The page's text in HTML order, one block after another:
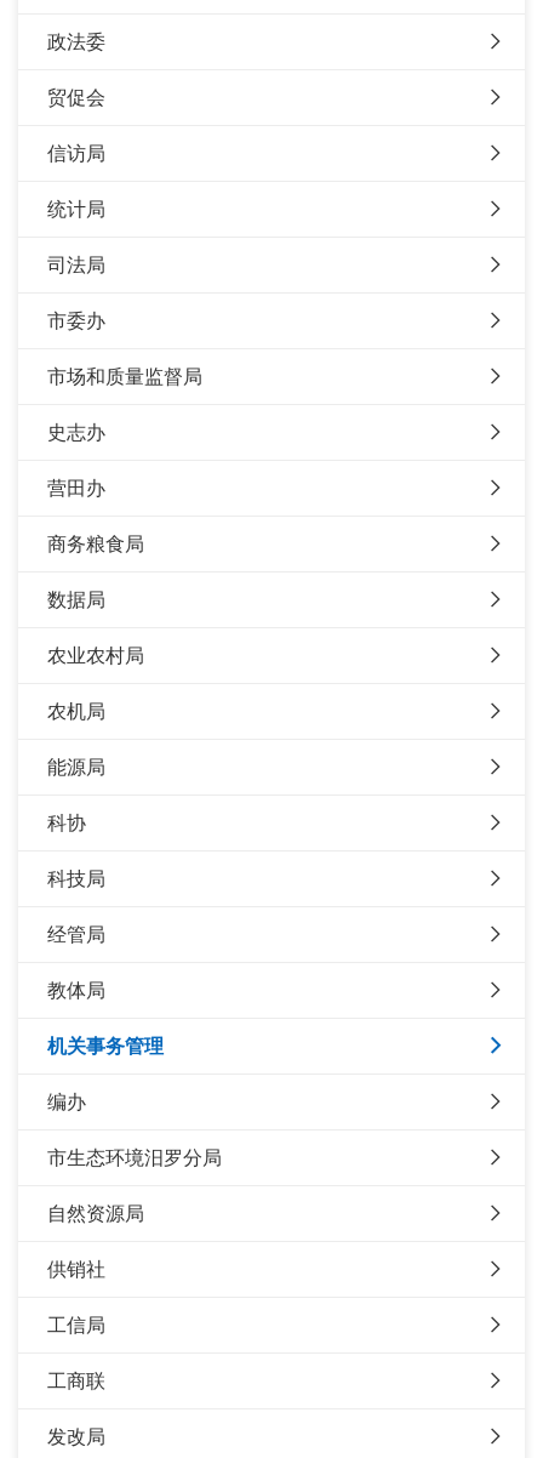
政法委
贸促会
信访局
统计局
司法局
市委办
市场和质量监督局
史志办
营田办
商务粮食局
数据局
农业农村局
农机局
能源局
科协
科技局
经管局
教体局
机关事务管理
编办
市生态环境汨罗分局
自然资源局
供销社
工信局
工商联
发改局